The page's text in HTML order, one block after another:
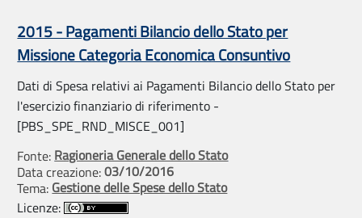
2015 - Pagamenti Bilancio dello Stato per
Missione Categoria Economica Consuntivo
Dati di Spesa relativi ai Pagamenti Bilancio dello Stato per
l'esercizio finanziario di riferimento -
[PBS_SPE_RND_MISCE_001]
Fonte: Ragioneria Generale dello Stato
Data creazione:03/10/2016
Tema: Gestione delle Spese dello Stato
Licenze: